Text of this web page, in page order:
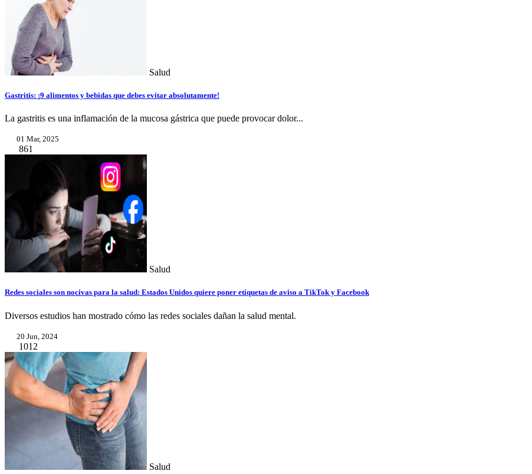
Salud
Gastritis: ¡9 alimentos y bebidas que debes evitar absolutamente!
La gastritis es una inflamación de la mucosa gástrica que puede provocar dolor...
01 Mar, 2025
861
Salud
Redes sociales son nocivas para la salud: Estados Unidos quiere poner etiquetas de aviso a TikTok y Facebook
Diversos estudios han mostrado cómo las redes sociales dañan la salud mental.
20 Jun, 2024
1012
Salud